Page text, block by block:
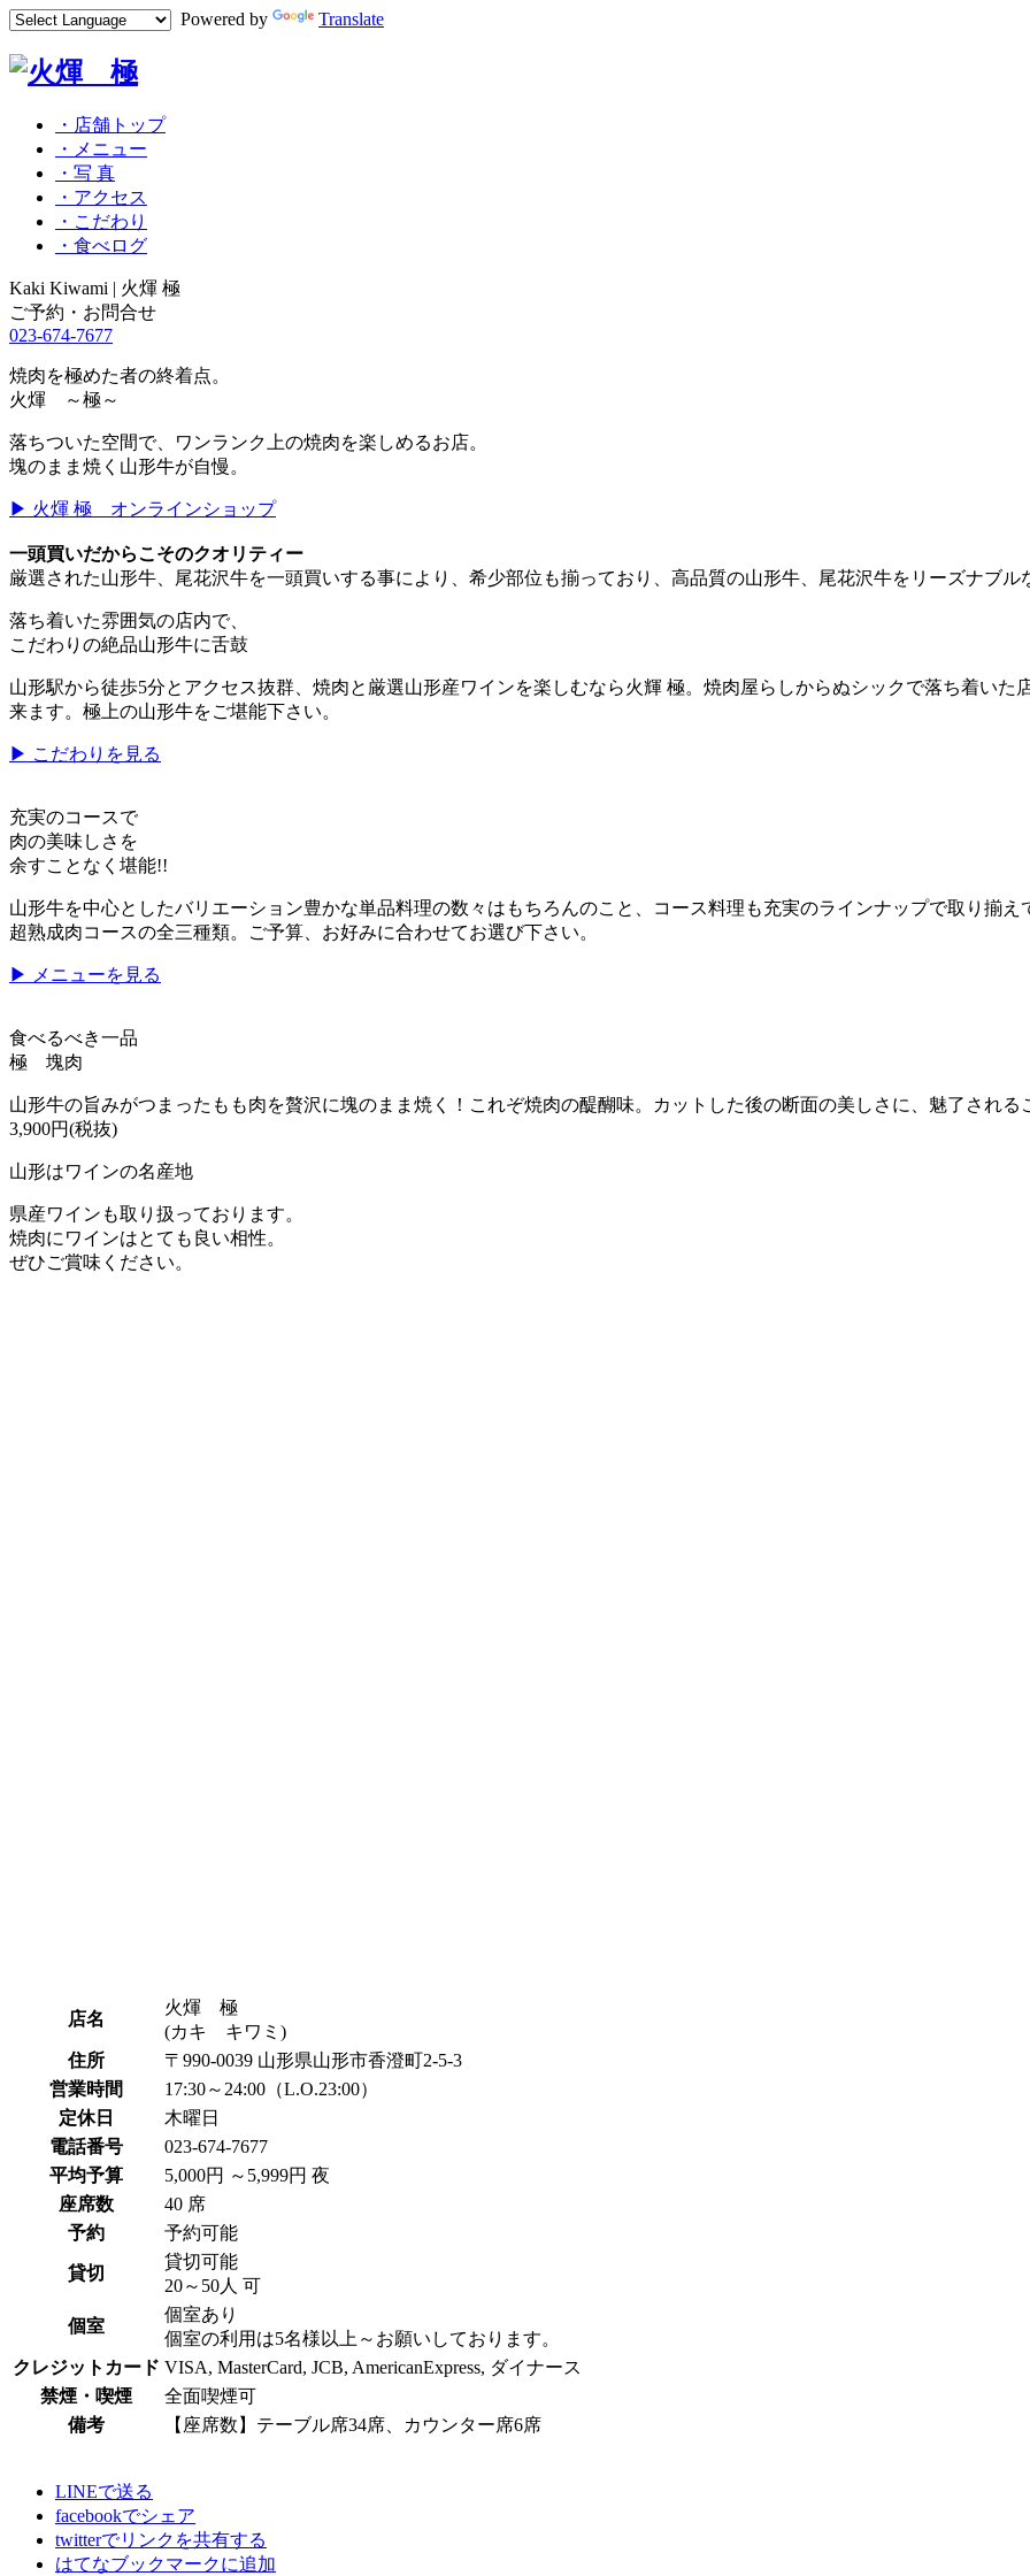
Powered by Translate
・店舗トップ
・メニュー
・写 真
・アクセス
・こだわり
・食べログ
Kaki Kiwami | 火煇 極
ご予約・お問合せ
023-674-7677
焼肉を極めた者の終着点。
火煇 ～極～
落ちついた空間で、ワンランク上の焼肉を楽しめるお店。
塊のまま焼く山形牛が自慢。
▶ 火煇 極 オンラインショップ
一頭買いだからこそのクオリティー
厳選された山形牛、尾花沢牛を一頭買いする事により、希少部位も揃っており、高品質の山形牛、尾花沢牛をリーズナブル
落ち着いた雰囲気の店内で、
こだわりの絶品山形牛に舌鼓
山形駅から徒歩5分とアクセス抜群、焼肉と厳選山形産ワインを楽しむなら火輝 極。焼肉屋らしからぬシックで落ち着い
来ます。極上の山形牛をご堪能下さい。
▶ こだわりを見る
充実のコースで
肉の美味しさを
余すことなく堪能!!
山形牛を中心としたバリエーション豊かな単品料理の数々はもちろんのこと、コース料理も充実のラインナップで取り揃
超熟成肉コースの全三種類。ご予算、お好みに合わせてお選び下さい。
▶ メニューを見る
食べるべき一品
極 塊肉
山形牛の旨みがつまったもも肉を贅沢に塊のまま焼く！これぞ焼肉の醍醐味。カットした後の断面の美しさに、魅了される
3,900円(税抜)
山形はワインの名産地
県産ワインも取り扱っております。
焼肉にワインはとても良い相性。
ぜひご賞味ください。
店名
火煇 極
(カキ キワミ)
住所
〒990-0039 山形県山形市香澄町2-5-3
営業時間
17:30～24:00（L.O.23:00）
定休日
木曜日
電話番号
023-674-7677
平均予算
5,000円 ～5,999円 夜
座席数
40 席
予約
予約可能
貸切
貸切可能
20～50人 可
個室
個室あり
個室の利用は5名様以上～お願いしております。
クレジットカード VISA, MasterCard, JCB, AmericanExpress, ダイナース
禁煙・喫煙
全面喫煙可
備考
【座席数】テーブル席34席、カウンター席6席
LINEで送る
facebookでシェア
twitterでリンクを共有する
はてなブックマークに追加